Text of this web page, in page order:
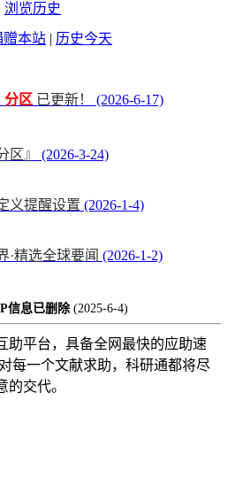
浏览历史
赠本站 | 历史今天
分区 已更新！
(2026-6-17)
区』
(2026-3-24)
义提醒设置 (2026-1-4)
·精选全球要闻 (2026-1-2)
信息已删除 (2025-6-4)
助平台，具备全网最快的应助速
每一个文献求助，科研通都将尽
交代。